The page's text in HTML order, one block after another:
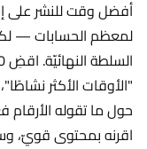
لمعظم الحسابات —
"الأوقات الأكثر
حول ما تقوله
اقرنه بمحتوى قويّ،